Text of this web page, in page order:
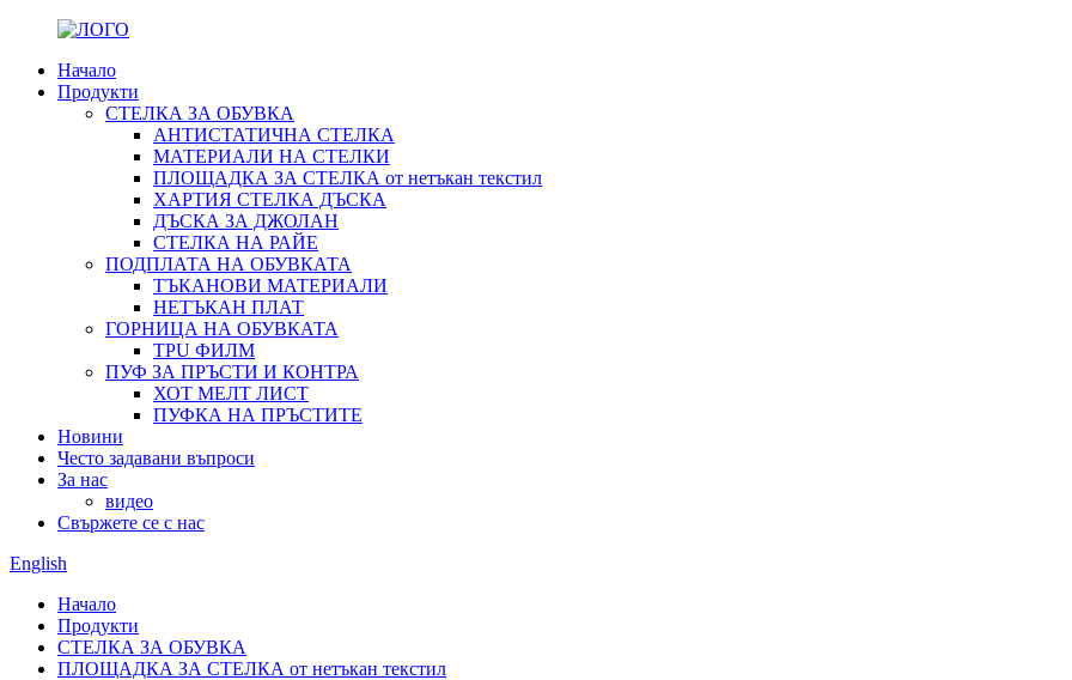
Начало
Продукти
СТЕЛКА ЗА ОБУВКА
АНТИСТАТИЧНА СТЕЛКА
МАТЕРИАЛИ НА СТЕЛКИ
ПЛОЩАДКА ЗА СТЕЛКА от нетъкан текстил
ХАРТИЯ СТЕЛКА ДЪСКА
ДЪСКА ЗА ДЖОЛАН
СТЕЛКА НА РАЙЕ
ПОДПЛАТА НА ОБУВКАТА
ТЪКАНОВИ МАТЕРИАЛИ
НЕТЪКАН ПЛАТ
ГОРНИЦА НА ОБУВКАТА
TPU ФИЛМ
ПУФ ЗА ПРЪСТИ И КОНТРА
ХОТ МЕЛТ ЛИСТ
ПУФКА НА ПРЪСТИТЕ
Новини
Често задавани въпроси
За нас
видео
Свържете се с нас
English
Начало
Продукти
СТЕЛКА ЗА ОБУВКА
ПЛОЩАДКА ЗА СТЕЛКА от нетъкан текстил